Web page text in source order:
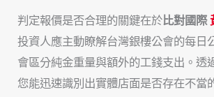
判定報價是否合理的關鍵在於比對國際
投資人應主動瞭解台灣銀樓公會的每日
會區分純金重量與額外的工錢支出。透
您能迅速識別出實體店面是否存在不當